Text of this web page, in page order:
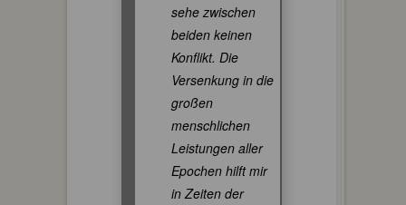
sehe zwischen
beiden keinen
Konflikt. Die
Versenkung in die
großen
menschlichen
Leistungen aller
Epochen hilft mir
in Zeiten der